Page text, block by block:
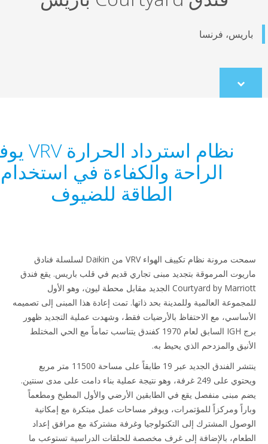
فرنسا
Scroll
to
نظام استرداد الحرارة VRV يوفر
الراحة والكفاءة في استخدام
الطاقة للضيوف
سمحت مرونة نظام تكييف الهواء VRV من Daikin لسلسلة فنادق
المرموقة بتجديد مبنى تجاري قديم في قلب باريس. يقع فندق
Courtyard by Marriott الجديد مقابل محطة ليون، وهو الأول
العالمية وللمدينة بحد ذاتها. تمت إعادة هذا المبنى إلى تصميمه
مع الاحتفاظ بالأرضيات فقط، وشهدت عملية التجديد ظهور
برج IGH السابق لعام 1970 كفندق يتناسب تماماً مع الحي المختلط
والمزدحم الذي يحيط به.
ينتشر الفندق الجديد عبر 19 طابقاً على مساحة 11500 متر مربع
ويحتوي على 249 غرفة، وهو نتيجة عملية بناء دامت على مدى سنتين.
مبنى منفصل يقع في الطابقين الأرضي والأول المطبخ ومطعماً
ومركزاً للمؤتمرات، ويوفر مساحات عمل مبتكرة مع إمكانية
المشترك إلى التكنولوجيا وغرفة مشتركة مع مرافق إعداد
بالإضافة إلى غرف مخصصة للحلقات الدراسية تستوعب ما